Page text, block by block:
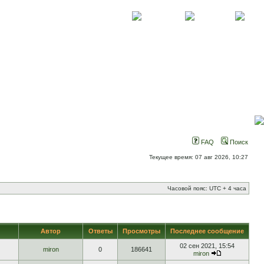
FAQ Поиск
Текущее время: 07 авг 2026, 10:27
Часовой пояс: UTC + 4 часа
Автор Ответы Просмотры Последнее сообщение
miron 0 186641
02 сен 2021, 15:54
miron